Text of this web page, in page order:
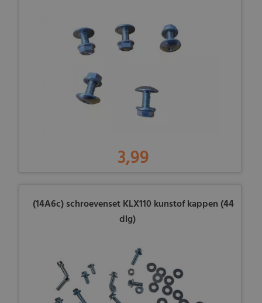
3,99
(14A6c) schroevenset KLX110 kunstof kappen (44
dlg)